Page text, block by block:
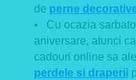
de perne
• Cu ocazia
aniversare, atunci
cadouri online sa
perdele si draperii